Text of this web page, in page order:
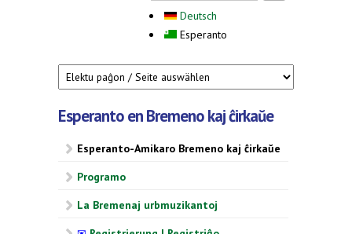
Deutsch
Esperanto
Esperanto en Bremeno kaj ĉirkaŭe
Esperanto-Amikaro Bremeno kaj ĉirkaŭe
Programo
La Bremenaj urbmuzikantoj